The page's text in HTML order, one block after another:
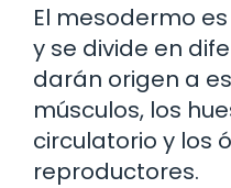
El mesodermo
y se divide en
darán origen a
músculos, los
circulatorio y los
reproductores.